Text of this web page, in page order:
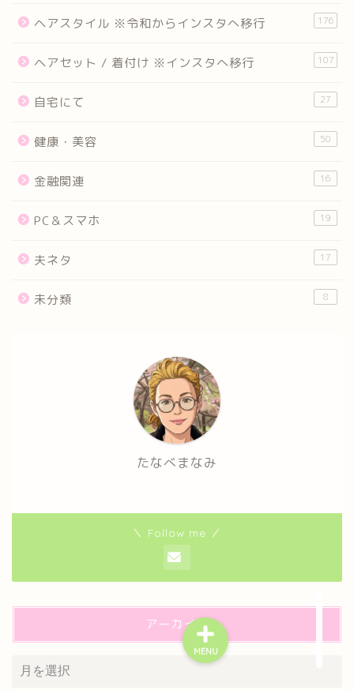
ヘアスタイル ※令和からインスタへ移行 176
ヘアセット / 着付け ※インスタへ移行 107
自宅にて 27
健康・美容 50
金融関連 16
PC＆スマホ 19
夫ネタ 17
未分類 8
たなべまなみ
＼ Follow me ／
アーカイブ
MENU